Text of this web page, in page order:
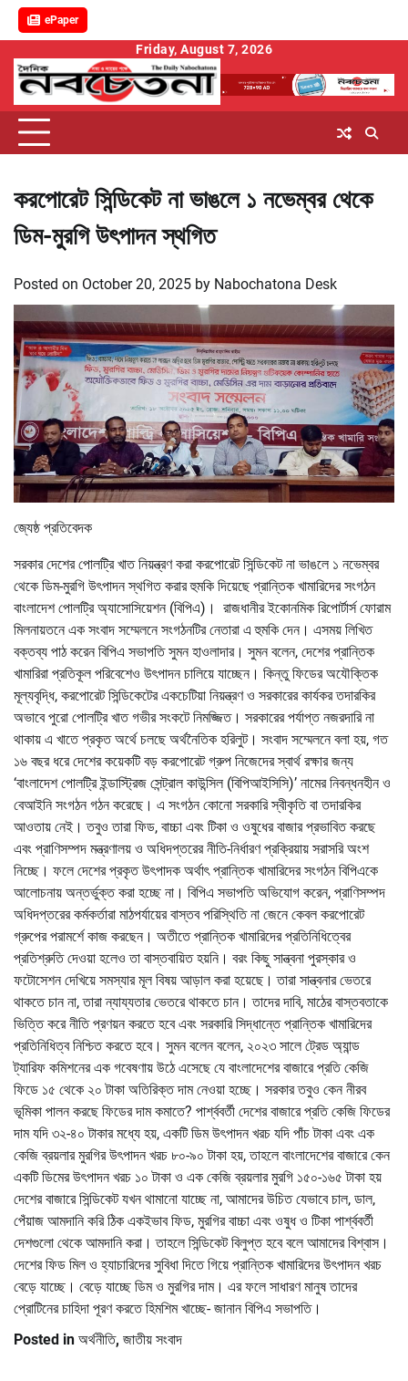
ePaper
content
Friday, August 7, 2026
করপোরেট সিন্ডিকেট না ভাঙলে ১ নভেম্বর থেকে
ডিম-মুরগি উৎপাদন স্থগিত
Posted on October 20, 2025 by Nabochatona Desk
জ্যেষ্ঠ প্রতিবেদক
সরকার দেশের পোলট্রি খাত নিয়ন্ত্রণ করা করপোরেট সিন্ডিকেট না ভাঙলে ১ নভেম্বর
থেকে ডিম-মুরগি উৎপাদন স্থগিত করার হুমকি দিয়েছে প্রান্তিক খামারিদের সংগঠন
বাংলাদেশ পোলট্রি অ্যাসোসিয়েশন (বিপিএ)। রাজধানীর ইকোনমিক রিপোর্টার্স ফোরাম
মিলনায়তনে এক সংবাদ সম্মেলনে সংগঠনটির নেতারা এ হুমকি দেন। এসময় লিখিত
বক্তব্য পাঠ করেন বিপিএ সভাপতি সুমন হাওলাদার। সুমন বলেন, দেশের প্রান্তিক
খামারিরা প্রতিকূল পরিবেশেও উৎপাদন চালিয়ে যাচ্ছেন। কিন্তু ফিডের অযৌক্তিক
মূল্যবৃদ্ধি, করপোরেট সিন্ডিকেটের একচেটিয়া নিয়ন্ত্রণ ও সরকারের কার্যকর তদারকির
অভাবে পুরো পোলট্রি খাত গভীর সংকটে নিমজ্জিত। সরকারের পর্যাপ্ত নজরদারি না
থাকায় এ খাতে প্রকৃত অর্থে চলছে অর্থনৈতিক হরিলুট। সংবাদ সম্মেলনে বলা হয়, গত
১৬ বছর ধরে দেশের কয়েকটি বড় করপোরেট গ্রুপ নিজেদের স্বার্থ রক্ষার জন্য
‘বাংলাদেশ পোলট্রি ইন্ডাস্ট্রিজ সেন্ট্রাল কাউন্সিল (বিপিআইসিসি)’ নামের নিবন্ধনহীন ও
বেআইনি সংগঠন গঠন করেছে। এ সংগঠন কোনো সরকারি স্বীকৃতি বা তদারকির
আওতায় নেই। তবুও তারা ফিড, বাচ্চা এবং টিকা ও ওষুধের বাজার প্রভাবিত করছে
এবং প্রাণিসম্পদ মন্ত্রণালয় ও অধিদপ্তরের নীতি-নির্ধারণ প্রক্রিয়ায় সরাসরি অংশ
নিচ্ছে। ফলে দেশের প্রকৃত উৎপাদক অর্থাৎ প্রান্তিক খামারিদের সংগঠন বিপিএকে
আলোচনায় অন্তর্ভুক্ত করা হচ্ছে না। বিপিএ সভাপতি অভিযোগ করেন, প্রাণিসম্পদ
অধিদপ্তরের কর্মকর্তারা মাঠপর্যায়ের বাস্তব পরিস্থিতি না জেনে কেবল করপোরেট
গ্রুপের পরামর্শে কাজ করছেন। অতীতে প্রান্তিক খামারিদের প্রতিনিধিত্বের
প্রতিশ্রুতি দেওয়া হলেও তা বাস্তবায়িত হয়নি। বরং কিছু সান্ত্বনা পুরস্কার ও
ফটোসেশন দেখিয়ে সমস্যার মূল বিষয় আড়াল করা হয়েছে। তারা সান্ত্বনার ভেতরে
থাকতে চান না, তারা ন্যায্যতার ভেতরে থাকতে চান। তাদের দাবি, মাঠের বাস্তবতাকে
ভিত্তি করে নীতি প্রণয়ন করতে হবে এবং সরকারি সিদ্ধান্তে প্রান্তিক খামারিদের
প্রতিনিধিত্ব নিশ্চিত করতে হবে। সুমন বলেন বলেন, ২০২৩ সালে ট্রেড অ্যান্ড
ট্যারিফ কমিশনের এক গবেষণায় উঠে এসেছে যে বাংলাদেশের বাজারে প্রতি কেজি
ফিডে ১৫ থেকে ২০ টাকা অতিরিক্ত দাম নেওয়া হচ্ছে। সরকার তবুও কেন নীরব
ভূমিকা পালন করছে ফিডের দাম কমাতে? পার্শ্ববর্তী দেশের বাজারে প্রতি কেজি ফিডের
দাম যদি ৩২-৪০ টাকার মধ্যে হয়, একটি ডিম উৎপাদন খরচ যদি পাঁচ টাকা এবং এক
কেজি ব্রয়লার মুরগির উৎপাদন খরচ ৮০-৯০ টাকা হয়, তাহলে বাংলাদেশের বাজারে কেন
একটি ডিমের উৎপাদন খরচ ১০ টাকা ও এক কেজি ব্রয়লার মুরগি ১৫০-১৬৫ টাকা হয়
দেশের বাজারে সিন্ডিকেট যখন থামানো যাচ্ছে না, আমাদের উচিত যেভাবে চাল, ডাল,
পেঁয়াজ আমদানি করি ঠিক একইভাব ফিড, মুরগির বাচ্চা এবং ওষুধ ও টিকা পার্শ্ববর্তী
দেশগুলো থেকে আমদানি করা। তাহলে সিন্ডিকেট বিলুপ্ত হবে বলে আমাদের বিশ্বাস।
দেশের ফিড মিল ও হ্যাচারিদের সুবিধা দিতে গিয়ে প্রান্তিক খামারিদের উৎপাদন খরচ
বেড়ে যাচ্ছে। বেড়ে যাচ্ছে ডিম ও মুরগির দাম। এর ফলে সাধারণ মানুষ তাদের
প্রোটিনের চাহিদা পূরণ করতে হিমশিম খাচ্ছে- জানান বিপিএ সভাপতি।
Posted in অর্থনীতি, জাতীয় সংবাদ